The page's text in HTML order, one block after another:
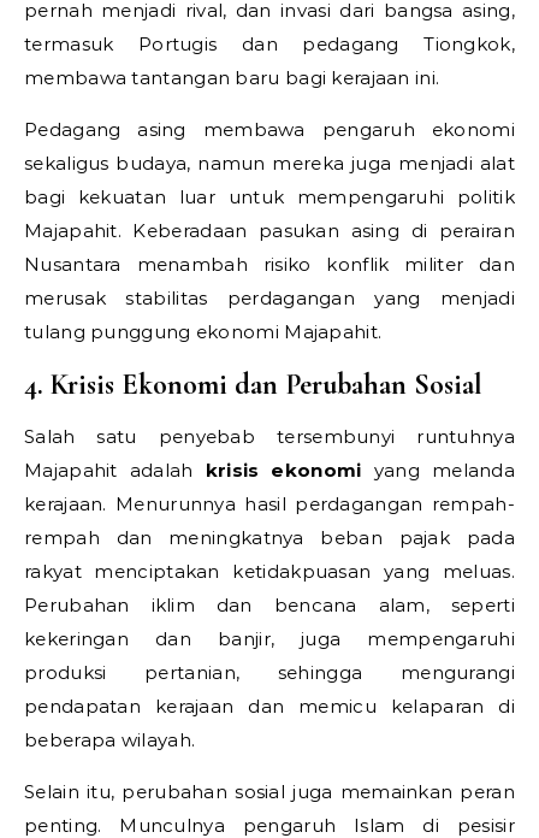
pernah menjadi rival, dan invasi dari bangsa asing,
termasuk Portugis dan pedagang Tiongkok,
membawa tantangan baru bagi kerajaan ini.
Pedagang asing membawa pengaruh ekonomi
sekaligus budaya, namun mereka juga menjadi alat
bagi kekuatan luar untuk mempengaruhi politik
Majapahit. Keberadaan pasukan asing di perairan
Nusantara menambah risiko konflik militer dan
merusak stabilitas perdagangan yang menjadi
tulang punggung ekonomi Majapahit.
4. Krisis Ekonomi dan Perubahan Sosial
Salah satu penyebab tersembunyi runtuhnya
Majapahit adalah krisis ekonomi yang melanda
kerajaan. Menurunnya hasil perdagangan rempah-
rempah dan meningkatnya beban pajak pada
rakyat menciptakan ketidakpuasan yang meluas.
Perubahan iklim dan bencana alam, seperti
kekeringan dan banjir, juga mempengaruhi
produksi pertanian, sehingga mengurangi
pendapatan kerajaan dan memicu kelaparan di
beberapa wilayah.
Selain itu, perubahan sosial juga memainkan peran
penting. Munculnya pengaruh Islam di pesisir